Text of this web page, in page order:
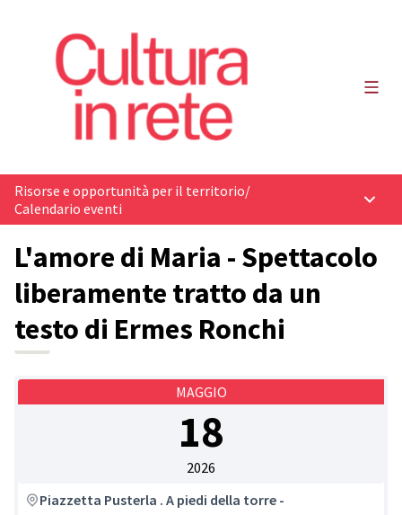
Risorse e opportunità per il territorio/
Calendario eventi
L'amore di Maria - Spettacolo
liberamente tratto da un
testo di Ermes Ronchi
MAGGIO
18
2026
Piazzetta Pusterla . A piedi della torre -